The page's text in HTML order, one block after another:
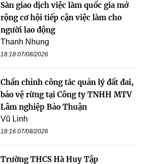
Sàn giao dịch việc làm quốc gia mở
rộng cơ hội tiếp cận việc làm cho
người lao động
Thanh Nhung
18:18 07/08/2026
Chấn chỉnh công tác quản lý đất đai,
bảo vệ rừng tại Công ty TNHH MTV
Lâm nghiệp Bảo Thuận
Vũ Linh
18:16 07/08/2026
Trường THCS Hà Huy Tập